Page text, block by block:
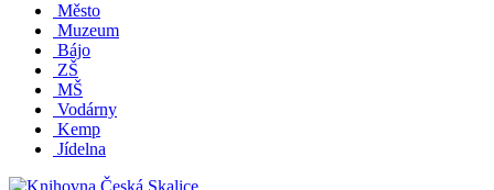
Město
Muzeum
Bájo
ZŠ
MŠ
Vodárny
Kemp
Jídelna